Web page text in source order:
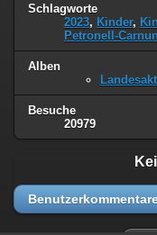
Schlagworte
2023, Kinder,
Petronell-
Alben
Besuche
20979